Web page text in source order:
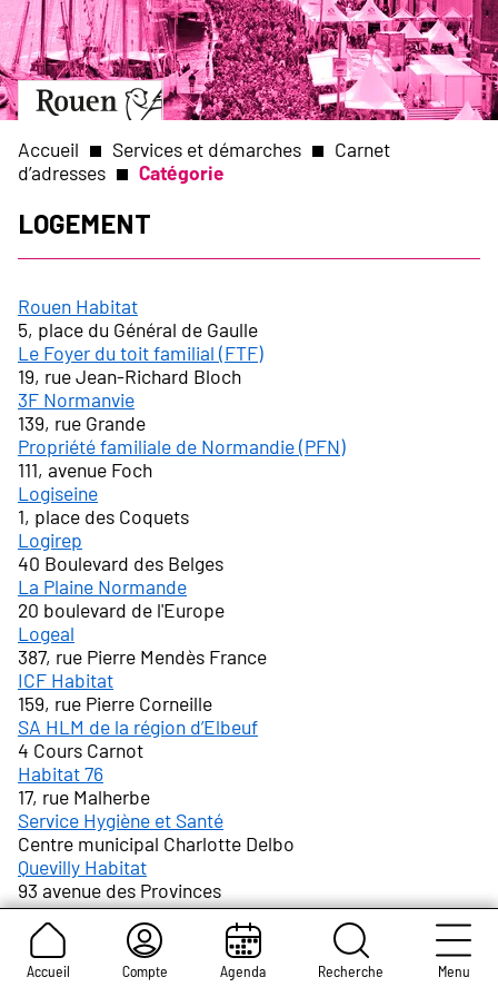
Aller
au
contenu
principal
Aller
à
page
d’accueil
Slide
of
1
Accueil Compte Agenda Recherche Menu
Fil
d'Ariane
Accueil Services et démarches
Carnet
d’adresses
Catégorie
Logement
Rouen Habitat
5, place du Général de Gaulle
Le Foyer du toit familial (FTF)
19, rue Jean-Richard Bloch
3F Normanvie
139, rue Grande
Propriété familiale de Normandie (PFN)
111, avenue Foch
Logiseine
1, place des Coquets
Logirep
40 Boulevard des Belges
La Plaine Normande
20 boulevard de l'Europe
Logeal
387, rue Pierre Mendès France
ICF Habitat
159, rue Pierre Corneille
SA HLM de la région d’Elbeuf
4 Cours Carnot
Habitat 76
17, rue Malherbe
Service Hygiène et Santé
Centre municipal Charlotte Delbo
Quevilly Habitat
93 avenue des Provinces
Service logement social - Ville de Rouen
2 rue de Germont
Logeo Seine Estuaire
28 rue du Bac